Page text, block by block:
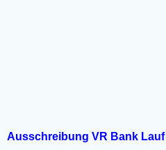
Ausschreibung VR Bank Lauf